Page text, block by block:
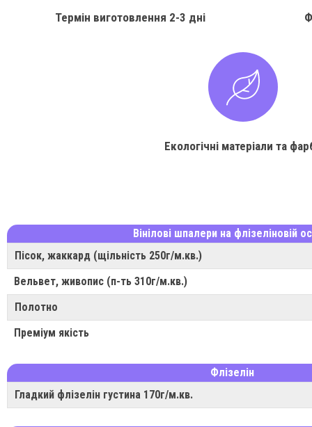
Термін виготовлення 2-3 дні
Екологічні матеріали та
Вінілові шпалери на флізеліновій
Пісок, жаккард (щільність 250г/м.кв.)
Вельвет, живопис (п-ть 310г/м.кв.)
Полотно
Преміум якість
Флізелін
Гладкий флізелін густина 170г/м.кв.